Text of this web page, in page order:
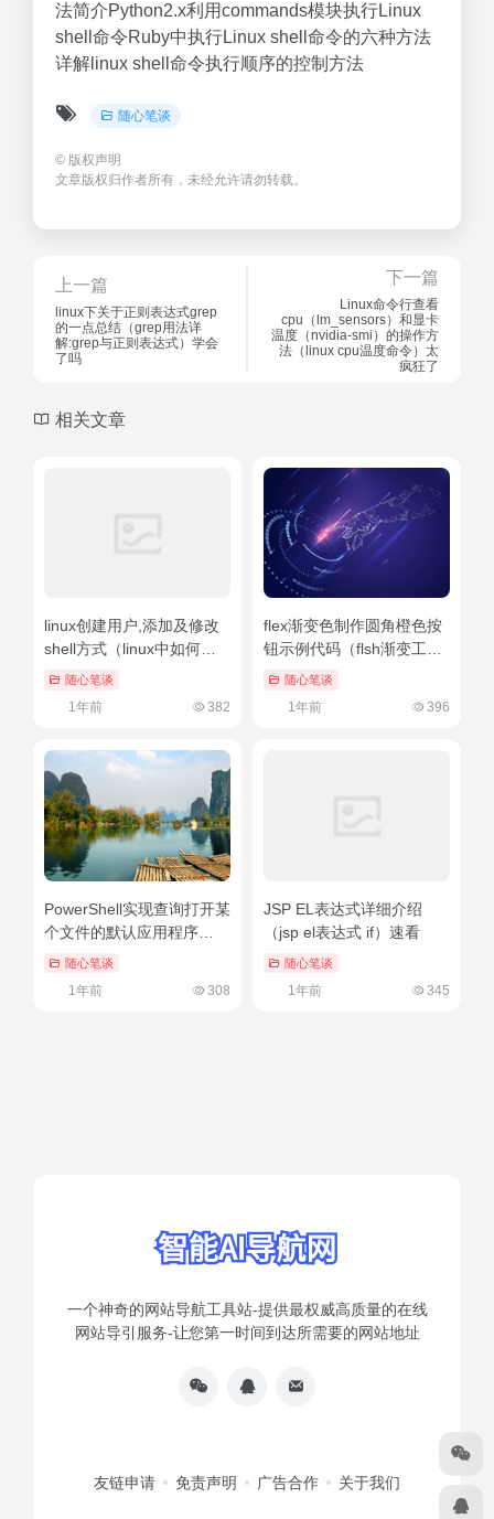
法简介Python2.x利用commands模块执行Linux
shell命令Ruby中执行Linux shell命令的六种方法
详解linux shell命令执行顺序的控制方法
随心笔谈
© 版权声明
文章版权归作者所有，未经允许请勿转载。
上一篇
linux下关于正则表达式grep
的一点总结（grep用法详
解:grep与正则表达式）学会
了吗
下一篇
Linux命令行查看
cpu（lm_sensors）和显卡
温度（nvidia-smi）的操作方
法（linux cpu温度命令）太
疯狂了
相关文章
linux创建用户,添加及修改
shell方式（linux中如何创
建用户）学到了吗
随心笔谈
1年前 382
flex渐变色制作圆角橙色按
钮示例代码（flsh渐变工
具）学到了吗
随心笔谈
1年前 396
PowerShell实现查询打开某
个文件的默认应用程序
（powershell 获取文件大
随心笔谈
1年前 308
JSP EL表达式详细介绍
（jsp el表达式 if）速看
随心笔谈
1年前 345
一个神奇的网站导航工具站-提供最权威高质量的在线
网站导引服务-让您第一时间到达所需要的网站地址
友链申请 免责声明 广告合作 关于我们